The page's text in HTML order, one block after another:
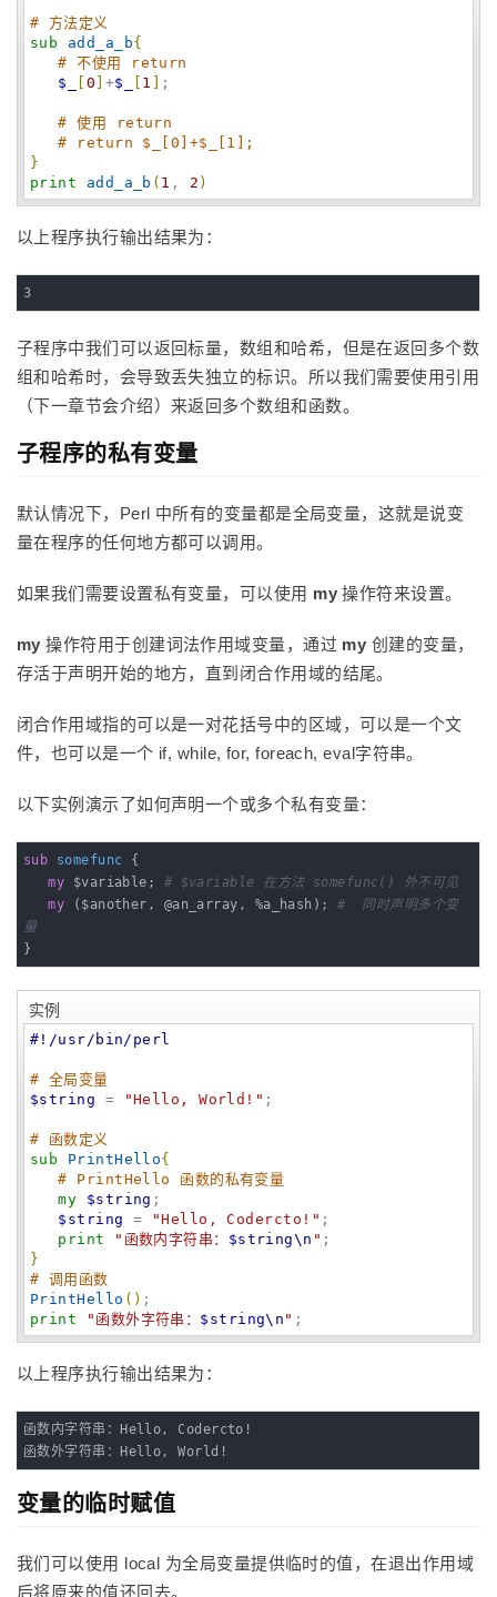
# 方法定义
sub
add_a_b{
# 不使用 return
$_
0 +$_ 1 ;
# 使用 return
# return $_[0]+$_[1];
}
print
add_a_b ( 1 , 2 )
以上程序执行输出结果为：
3
子程序中我们可以返回标量，数组和哈希，但是在返回多个数
组和哈希时，会导致丢失独立的标识。所以我们需要使用引用
（下一章节会介绍）来返回多个数组和函数。
子程序的私有变量
默认情况下，Perl 中所有的变量都是全局变量，这就是说变
量在程序的任何地方都可以调用。
如果我们需要设置私有变量，可以使用 my 操作符来设置。
my 操作符用于创建词法作用域变量，通过 my 创建的变量，
存活于声明开始的地方，直到闭合作用域的结尾。
闭合作用域指的可以是一对花括号中的区域，可以是一个文
件，也可以是一个 if, while, for, foreach, eval字符串。
以下实例演示了如何声明一个或多个私有变量：
sub somefunc
{
my $variable; # $variable 在方法 somefunc() 外不可见
my ($another, @an_array, %a_hash); #  同时声明多个变
量
}
实例
#!/usr/bin/perl
# 全局变量
$string = "Hello, World! " ;
# 函数定义
sub
PrintHello{
# PrintHello 函数的私有变量
my
$string ;
$string
= "Hello, Codercto! " ;
print
" 函数内字符串： $string\n "
}
# 调用函数
PrintHello ( )
print
" 函数外字符串： $string\n " ;
以上程序执行输出结果为：
函数内字符串：Hello, Codercto!
函数外字符串：Hello, World!
变量的临时赋值
我们可以使用 local 为全局变量提供临时的值，在退出作用域
后将原来的值还回去。